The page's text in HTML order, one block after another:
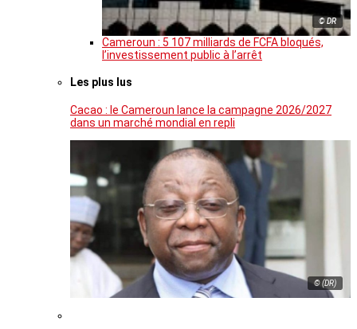
© DR
Cameroun : 5 107 milliards de FCFA bloqués,
l’investissement public à l’arrêt
Les plus lus
Cacao : le Cameroun lance la campagne 2026/2027
dans un marché mondial en repli
© (DR)